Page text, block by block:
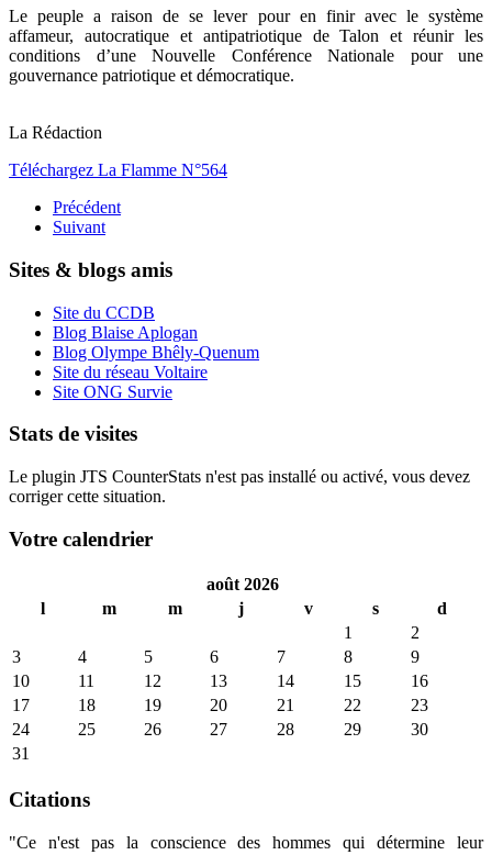
Le peuple a raison de se lever pour en finir avec le système
affameur, autocratique et antipatriotique de Talon et réunir les
conditions d’une Nouvelle Conférence Nationale pour une
gouvernance patriotique et démocratique.
La Rédaction
Téléchargez La Flamme N°564
Précédent
Suivant
Sites & blogs amis
Site du CCDB
Blog Blaise Aplogan
Blog Olympe Bhêly-Quenum
Site du réseau Voltaire
Site ONG Survie
Stats de visites
Le plugin JTS CounterStats n'est pas installé ou activé, vous devez
corriger cette situation.
Votre calendrier
août 2026
l
m m j v s
d
1
2
3
4 5 6 7 8
9
10
11 12 13 14 15
16
17
18 19 20 21 22
23
24
25 26 27 28 29
30
31
Citations
"Ce n'est pas la conscience des hommes qui détermine leur